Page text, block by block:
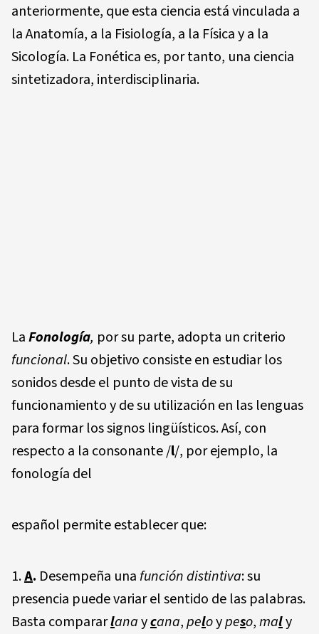
anteriormente, que esta ciencia está vinculada a
la Anatomía, a la Fisiología, a la Física y a la
Sicología. La Fonética es, por tanto, una ciencia
sintetizadora, interdisciplinaria.
LaFonología, por su parte, adopta un criterio
funcional. Su objetivo consiste en estudiar los
sonidos desde el punto de vista de su
funcionamiento y de su utilización en las lenguas
para formar los signos lingüísticos. Así, con
respecto a la consonante /l/, por ejemplo, la
fonología del
español permite establecer que:
A. Desempeña una función distintiva: su
presencia puede variar el sentido de las palabras.
Basta compararlanaycana,peloypeso,maly